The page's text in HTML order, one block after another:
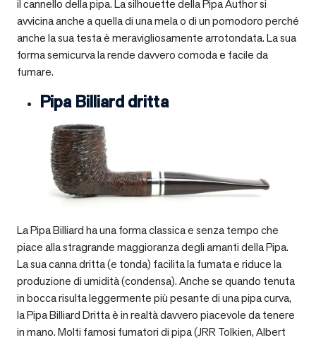
il cannello della pipa. La silhouette della Pipa Author si
avvicina anche a quella di una mela o di un pomodoro perché
anche la sua testa è meravigliosamente arrotondata. La sua
forma semicurva la rende davvero comoda e facile da
fumare.
Pipa Billiard dritta
La Pipa Billiard ha una forma classica e senza tempo che
piace alla stragrande maggioranza degli amanti della Pipa.
La sua canna dritta (e tonda) facilita la fumata e riduce la
produzione di umidità (condensa). Anche se quando tenuta
in bocca risulta leggermente più pesante di una pipa curva,
la Pipa Billiard Dritta è in realtà davvero piacevole da tenere
in mano. Molti famosi fumatori di pipa (JRR Tolkien, Albert